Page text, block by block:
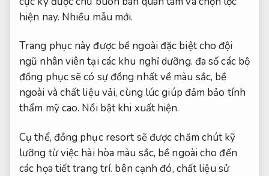
hiện nay. Nhiều mẫu mới.
Trang phục này được bề ngoài đặc biệt cho đội
ngũ nhân viên tại các khu nghỉ dưỡng. đa số các bộ
đồng phục sẽ có sự đồng nhất về màu sắc, bề
ngoài và chất liệu vải, cùng lúc giúp đảm bảo tính
thẩm mỹ cao. Nổi bật khi xuất hiện.
Cụ thể, đồng phục resort sẽ được chăm chút kỹ
lưỡng từ việc hài hòa màu sắc, bề ngoài cho đến
các họa tiết trang trí. bên cạnh đó, chất liệu sử